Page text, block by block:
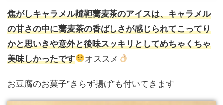
焦がしキャラメル韃靼蕎麦茶のアイスは、キャラメル
の甘さの中に蕎麦茶の香ばしさが感じられてこってり
かと思いきや意外と後味スッキリとしてめちゃくちゃ
美味しかったです
オススメ
お豆腐のお菓子"きらず揚げ"も付いてきます